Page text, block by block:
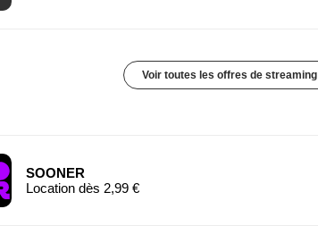
Voir toutes les offres de streaming
SOONER
Location dès 2,99 €